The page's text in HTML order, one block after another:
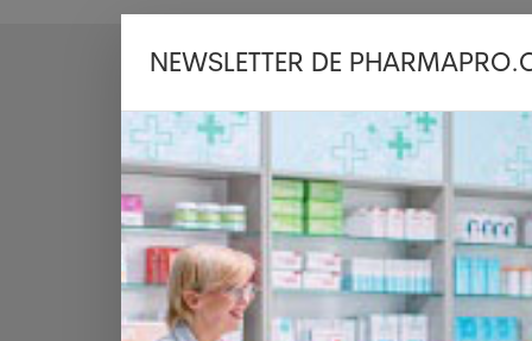
Italie : une
vue après une
28.07.2026
ROME - Des
transplanté pour
NEWSLETTER DE